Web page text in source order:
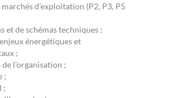
d’exploitation (P2, P3, P5
et de schémas techniques ;
énergétiques et
;
l’organisation ;
;
;